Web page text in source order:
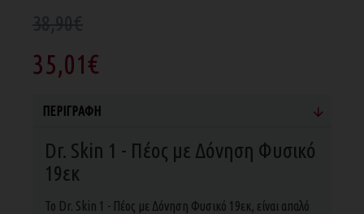
35,01€
ΠΕΡΙΓΡΑΦΉ
Dr. Skin 1 - Πέος με Δόνηση Φυσικό
19εκ
Το Dr. Skin 1 - Πέος με Δόνηση Φυσικό 19εκ, είναι απαλό